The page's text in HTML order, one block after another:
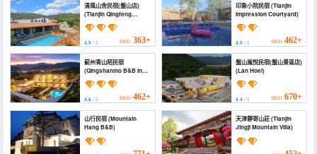
清風山舍民宿(盤山店)
(Tianjin Qingfeng
Shanshe Boutique
Homestay (Panshan
Branch))
4.9 / 5 HKD 363+
印象小院民宿 (Tianjin
Impression Courtyard)
4.9/ 5 HKD 462+
薊州青山陌民宿
(Qingshanmo B&B in
Zhangzhou)
4.6 / 5 HKD 462+
盤山嵐悅民宿(盤山景區店)
(Lan Hoel)
4.4/ 5 HKD 670+
山行民宿 (Mountain
Hang B&B)
天津靜寄山莊 (Tianjin
Jingji Mountain Villa)